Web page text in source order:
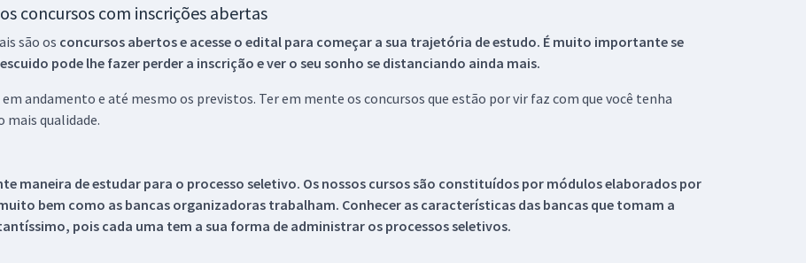
concursos com inscrições abertas
são os concursos abertos e acesse o edital para começar a sua trajetória de estudo. É muito importante se
pode lhe fazer perder a inscrição e ver o seu sonho se distanciando ainda mais.
andamento e até mesmo os previstos. Ter em mente os concursos que estão por vir faz com que você tenha
mais qualidade.
maneira de estudar para o processo seletivo. Os nossos cursos são constituídos por módulos elaborados por
bem como as bancas organizadoras trabalham. Conhecer as características das bancas que tomam a
pois cada uma tem a sua forma de administrar os processos seletivos.